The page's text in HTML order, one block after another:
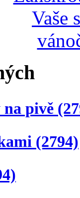
pivě
(2794)